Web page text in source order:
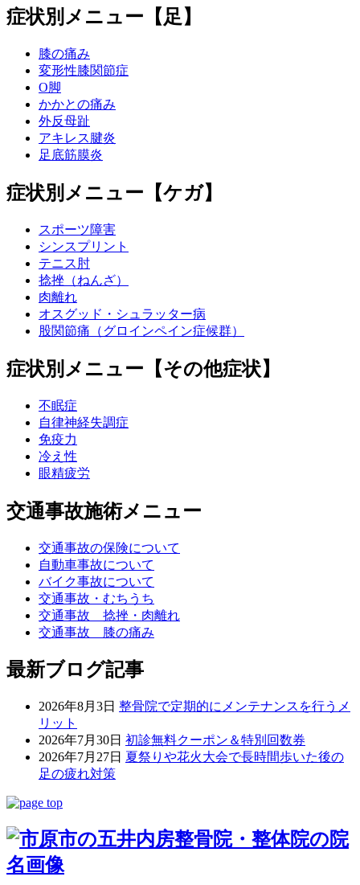
症状別メニュー【足】
膝の痛み
変形性膝関節症
O脚
かかとの痛み
外反母趾
アキレス腱炎
足底筋膜炎
症状別メニュー【ケガ】
スポーツ障害
シンスプリント
テニス肘
捻挫（ねんざ）
肉離れ
オスグッド・シュラッター病
股関節痛（グロインペイン症候群）
症状別メニュー【その他症状】
不眠症
自律神経失調症
免疫力
冷え性
眼精疲労
交通事故施術メニュー
交通事故の保険について
自動車事故について
バイク事故について
交通事故・むちうち
交通事故 捻挫・肉離れ
交通事故 膝の痛み
最新ブログ記事
2026年8月3日 整骨院で定期的にメンテナンスを行うメ
リット
2026年7月30日 初診無料クーポン＆特別回数券
2026年7月27日 夏祭りや花火大会で長時間歩いた後の
足の疲れ対策